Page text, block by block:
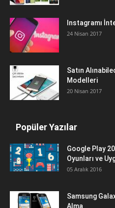
Instagramı
24 Nisan 2017
Satın
Modelleri
20 Nisan 2017
Popüler Yazılar
Google Play
Oyunları ve
05 Aralık 2016
Samsung
Alma